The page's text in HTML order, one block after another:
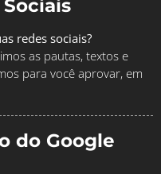
redes sociais?
as pautas, textos e
para você aprovar, em
do Google